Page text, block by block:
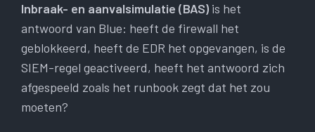
Inbraak- en aanvalsimulatie (BAS) is het
antwoord van Blue: heeft de firewall het
geblokkeerd, heeft de EDR het opgevangen, is de
SIEM-regel geactiveerd, heeft het antwoord zich
afgespeeld zoals het runbook zegt dat het zou
moeten?